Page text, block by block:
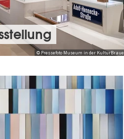
© Pressefoto Museum in der